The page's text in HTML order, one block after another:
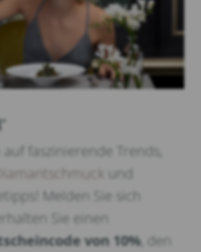
faszinierende Trends,
Diamantschmuck
und
Melden Sie sich
Sie einen
von 10%, den